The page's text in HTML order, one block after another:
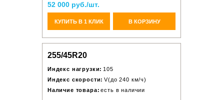
52 000 руб./шт.
КУПИТЬ В 1 КЛИК В КОРЗИНУ
255/45R20
Индекс нагрузки: 105
Индекс скорости: V(до 240 км/ч)
Наличие товара: есть в наличии